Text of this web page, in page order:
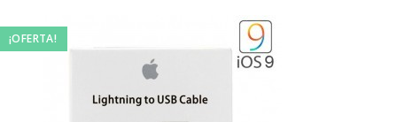
¡OFERTA!